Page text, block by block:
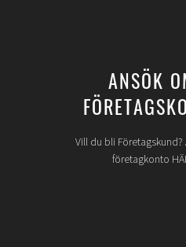
ANSÖK
Vill du bli Företagskund?
företagkonto